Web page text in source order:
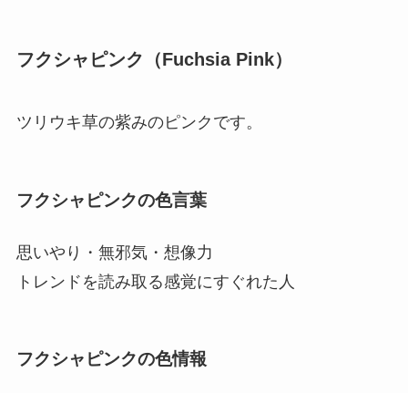
フクシャピンク（Fuchsia Pink）
ツリウキ草の紫みのピンクです。
フクシャピンクの色言葉
思いやり・無邪気・想像力
トレンドを読み取る感覚にすぐれた人
フクシャピンクの色情報